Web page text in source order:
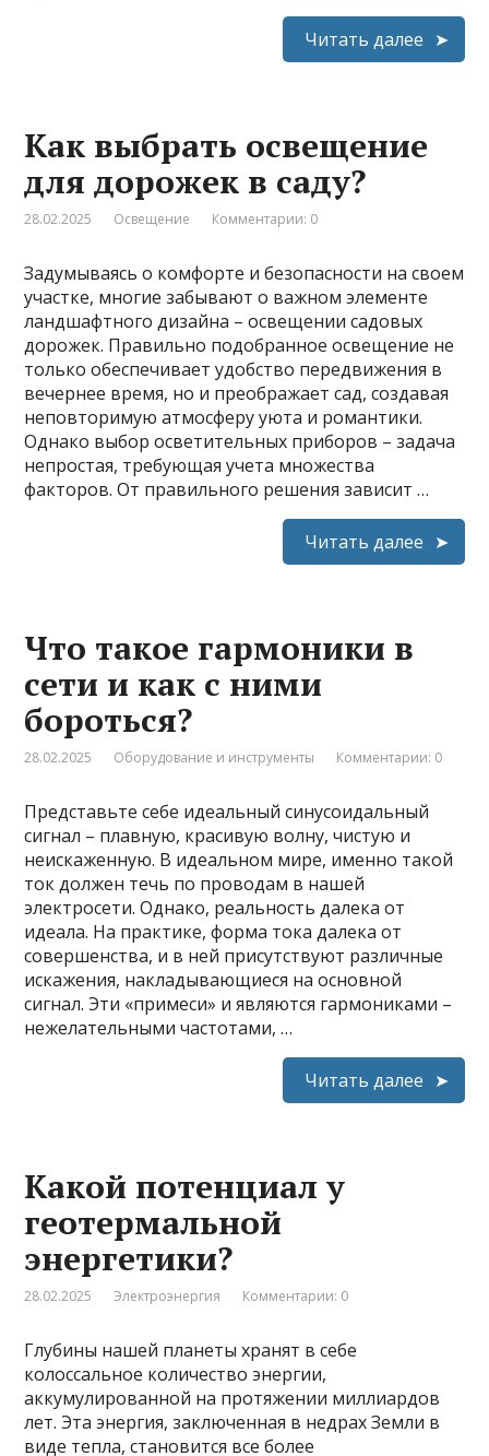
Читать далее
Как выбрать освещение
для дорожек в саду?
28.02.2025 Освещение Комментарии: 0
Задумываясь о комфорте и безопасности на своем
участке, многие забывают о важном элементе
ландшафтного дизайна – освещении садовых
дорожек. Правильно подобранное освещение не
только обеспечивает удобство передвижения в
вечернее время, но и преображает сад, создавая
неповторимую атмосферу уюта и романтики.
Однако выбор осветительных приборов – задача
непростая, требующая учета множества
факторов. От правильного решения зависит …
Читать далее
Что такое гармоники в
сети и как с ними
бороться?
28.02.2025 Оборудование и инструменты Комментарии: 0
Представьте себе идеальный синусоидальный
сигнал – плавную, красивую волну, чистую и
неискаженную. В идеальном мире, именно такой
ток должен течь по проводам в нашей
электросети. Однако, реальность далека от
идеала. На практике, форма тока далека от
совершенства, и в ней присутствуют различные
искажения, накладывающиеся на основной
сигнал. Эти «примеси» и являются гармониками –
нежелательными частотами, …
Читать далее
Какой потенциал у
геотермальной
энергетики?
28.02.2025 Электроэнергия Комментарии: 0
Глубины нашей планеты хранят в себе
колоссальное количество энергии,
аккумулированной на протяжении миллиардов
лет. Эта энергия, заключенная в недрах Земли в
виде тепла, становится все более